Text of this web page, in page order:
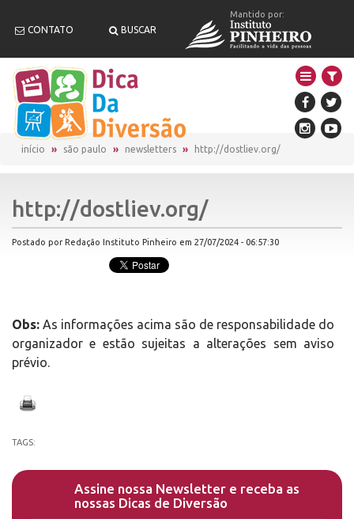
CONTATO BUSCAR
Mantido por:
início são paulo newsletters http://dostliev.org/
http://dostliev.org/
Postado por Redação Instituto Pinheiro em 27/07/2024 - 06:57:30
Obs: As informações acima são de responsabilidade do
organizador e estão sujeitas a alterações sem aviso
prévio.
TAGS:
Assine nossa Newsletter e receba as
nossas Dicas de Diversão